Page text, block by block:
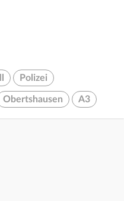
Polizei
Obertshausen A3